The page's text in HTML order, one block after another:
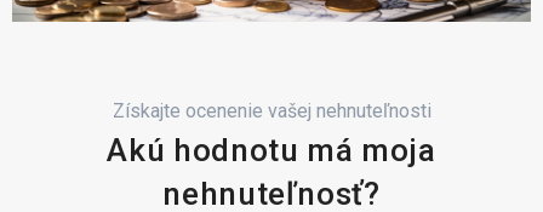
Získajte ocenenie vašej nehnuteľnosti
Akú hodnotu má moja
nehnuteľnosť?